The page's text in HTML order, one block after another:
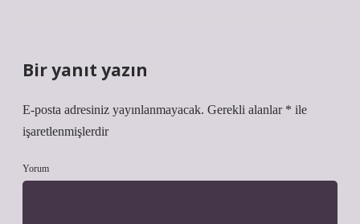
Bir yanıt yazın
E-posta adresiniz yayınlanmayacak. Gerekli alanlar * ile
işaretlenmişlerdir
Yorum